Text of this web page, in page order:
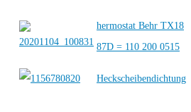
hermostat Behr TX18
87D = 110 200 0515
Heckscheibendichtung